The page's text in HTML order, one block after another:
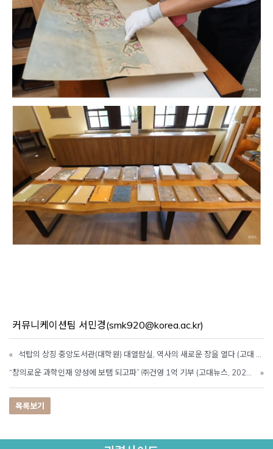
커뮤니케이션팀 서민경(smk920@korea.ac.kr)
«
»
목록보기